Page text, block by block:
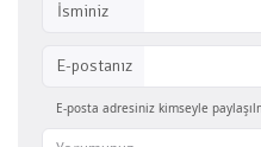
İsminiz
E-postanız
E-posta adresiniz kimseyle